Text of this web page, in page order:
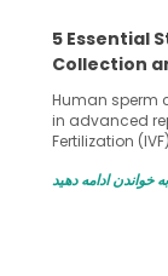
5 Essential
Collection
Human sperm
in advanced
Fertilization
challenges
collected,
به خواندن ادامه دهید